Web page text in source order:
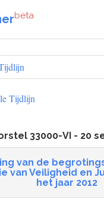
beta
Tijdlijn
33000-VI - 20
van de
van Veiligheid en
het jaar 2012